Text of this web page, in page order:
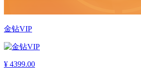
金钻VIP
¥ 4399.00